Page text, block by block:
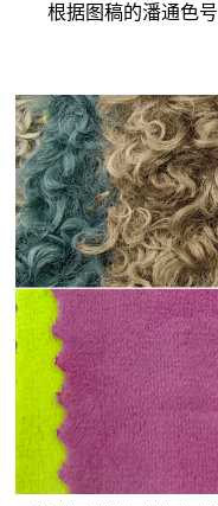
根据图稿的潘通色